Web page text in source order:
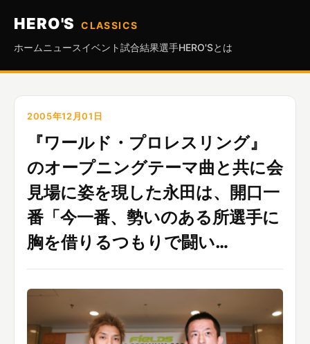
HERO'S
CLASSICS
ホーム ニュースイベント試合結果選手HERO'Sとは
2005年12月01日
『ワールド・プロレスリング』
のオープニングテーマ曲と共に会
見場に姿を現した永田は、開口一
番「今一番、勢いのある所選手に
胸を借りるつもりで闘い…